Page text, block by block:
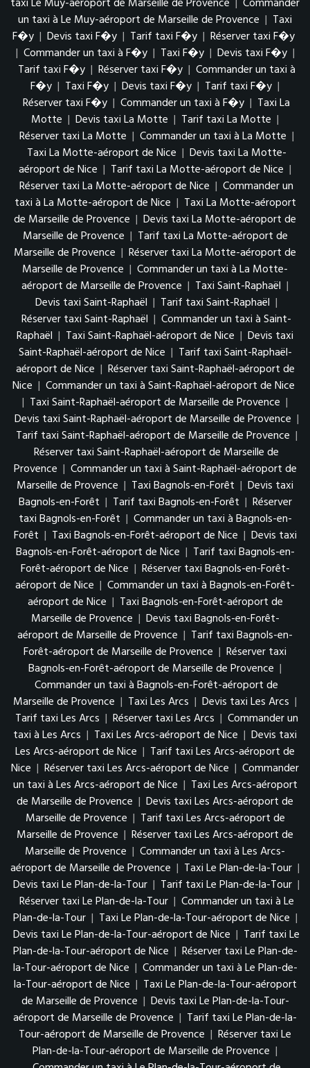
un taxi à Le Muy-aéroport de Marseille de Provence | Taxi
F�y | Devis taxi F�y | Tarif taxi F�y | Réserver taxi F�y
| Commander un taxi à F�y | Taxi F�y | Devis taxi F�y |
Tarif taxi F�y | Réserver taxi F�y | Commander un taxi à
F�y | Taxi F�y | Devis taxi F�y | Tarif taxi F�y |
Réserver taxi F�y | Commander un taxi à F�y | Taxi La
Motte | Devis taxi La Motte | Tarif taxi La Motte |
Réserver taxi La Motte | Commander un taxi à La Motte |
Taxi La Motte-aéroport de Nice | Devis taxi La Motte-
aéroport de Nice | Tarif taxi La Motte-aéroport de Nice |
Réserver taxi La Motte-aéroport de Nice | Commander un
taxi à La Motte-aéroport de Nice | Taxi La Motte-aéroport
de Marseille de Provence | Devis taxi La Motte-aéroport de
Marseille de Provence | Tarif taxi La Motte-aéroport de
Marseille de Provence | Réserver taxi La Motte-aéroport de
Marseille de Provence | Commander un taxi à La Motte-
aéroport de Marseille de Provence | Taxi Saint-Raphaël |
Devis taxi Saint-Raphaël | Tarif taxi Saint-Raphaël |
Réserver taxi Saint-Raphaël | Commander un taxi à Saint-
Raphaël | Taxi Saint-Raphaël-aéroport de Nice | Devis taxi
Saint-Raphaël-aéroport de Nice | Tarif taxi Saint-Raphaël-
aéroport de Nice | Réserver taxi Saint-Raphaël-aéroport de
Nice | Commander un taxi à Saint-Raphaël-aéroport de Nice
| Taxi Saint-Raphaël-aéroport de Marseille de Provence |
Devis taxi Saint-Raphaël-aéroport de Marseille de Provence |
Tarif taxi Saint-Raphaël-aéroport de Marseille de Provence |
Réserver taxi Saint-Raphaël-aéroport de Marseille de
Provence | Commander un taxi à Saint-Raphaël-aéroport de
Marseille de Provence | Taxi Bagnols-en-Forêt | Devis taxi
Bagnols-en-Forêt | Tarif taxi Bagnols-en-Forêt | Réserver
taxi Bagnols-en-Forêt | Commander un taxi à Bagnols-en-
Forêt | Taxi Bagnols-en-Forêt-aéroport de Nice | Devis taxi
Bagnols-en-Forêt-aéroport de Nice | Tarif taxi Bagnols-en-
Forêt-aéroport de Nice | Réserver taxi Bagnols-en-Forêt-
aéroport de Nice | Commander un taxi à Bagnols-en-Forêt-
aéroport de Nice | Taxi Bagnols-en-Forêt-aéroport de
Marseille de Provence | Devis taxi Bagnols-en-Forêt-
aéroport de Marseille de Provence | Tarif taxi Bagnols-en-
Forêt-aéroport de Marseille de Provence | Réserver taxi
Bagnols-en-Forêt-aéroport de Marseille de Provence |
Commander un taxi à Bagnols-en-Forêt-aéroport de
Marseille de Provence | Taxi Les Arcs | Devis taxi Les Arcs |
Tarif taxi Les Arcs | Réserver taxi Les Arcs | Commander un
taxi à Les Arcs | Taxi Les Arcs-aéroport de Nice | Devis taxi
Les Arcs-aéroport de Nice | Tarif taxi Les Arcs-aéroport de
Nice | Réserver taxi Les Arcs-aéroport de Nice | Commander
un taxi à Les Arcs-aéroport de Nice | Taxi Les Arcs-aéroport
de Marseille de Provence | Devis taxi Les Arcs-aéroport de
Marseille de Provence | Tarif taxi Les Arcs-aéroport de
Marseille de Provence | Réserver taxi Les Arcs-aéroport de
Marseille de Provence | Commander un taxi à Les Arcs-
aéroport de Marseille de Provence | Taxi Le Plan-de-la-Tour |
Devis taxi Le Plan-de-la-Tour | Tarif taxi Le Plan-de-la-Tour |
Réserver taxi Le Plan-de-la-Tour | Commander un taxi à Le
Plan-de-la-Tour | Taxi Le Plan-de-la-Tour-aéroport de Nice |
Devis taxi Le Plan-de-la-Tour-aéroport de Nice | Tarif taxi Le
Plan-de-la-Tour-aéroport de Nice | Réserver taxi Le Plan-de-
la-Tour-aéroport de Nice | Commander un taxi à Le Plan-de-
la-Tour-aéroport de Nice | Taxi Le Plan-de-la-Tour-aéroport
de Marseille de Provence | Devis taxi Le Plan-de-la-Tour-
aéroport de Marseille de Provence | Tarif taxi Le Plan-de-la-
Tour-aéroport de Marseille de Provence | Réserver taxi Le
Plan-de-la-Tour-aéroport de Marseille de Provence |